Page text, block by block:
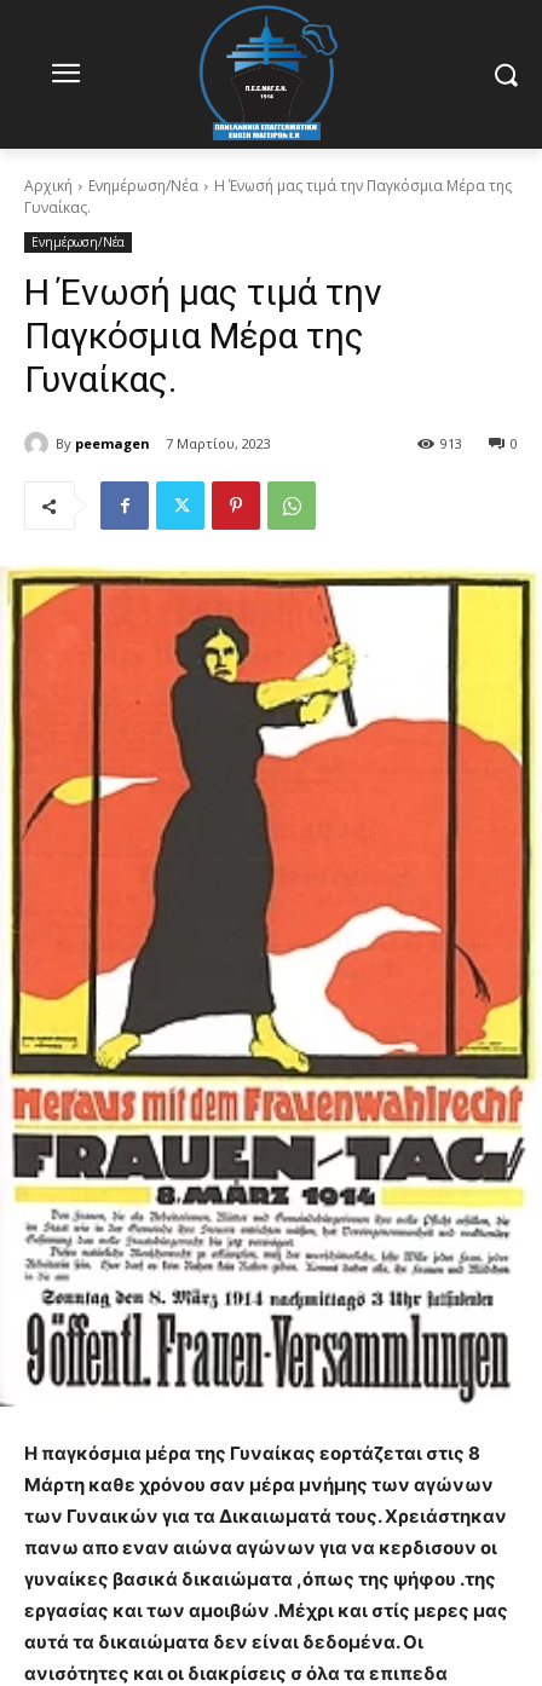
Αρχική Ενημέρωση/Νέα
Η Ένωσή μας τιμά την Παγκόσμια Μέρα της
Γυναίκας.
Ενημέρωση/Νέα
Η Ένωσή μας τιμά την
Παγκόσμια Μέρα της
Γυναίκας.
By peemagen 7 Μαρτίου, 2023 0
913
Η παγκόσμια μέρα της Γυναίκας εορτάζεται στις 8
Μάρτη καθε χρόνου σαν μέρα μνήμης των αγώνων
των Γυναικών για τα Δικαιωματά τους. Χρειάστηκαν
πανω απο εναν αιώνα αγώνων για να κερδισουν οι
γυναίκες βασικά δικαιώματα ,όπως της ψήφου .της
εργασίας και των αμοιβών .Μέχρι και στίς μερες μας
αυτά τα δικαιώματα δεν είναι δεδομένα. Οι
ανισότητες και οι διακρίσεις σ όλα τα επιπεδα